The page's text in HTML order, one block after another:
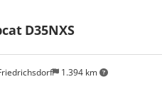
1.394 km
D35NXS